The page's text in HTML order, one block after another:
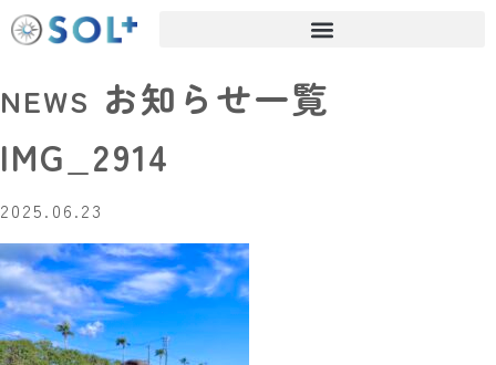
NEWS お知らせ一覧
IMG_2914
2025.06.23